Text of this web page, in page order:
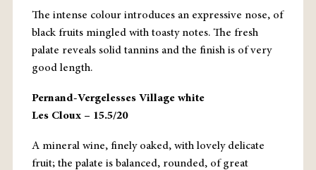
The intense colour introduces an expressive nose, of
black fruits mingled with toasty notes. The fresh
palate reveals solid tannins and the finish is of very
good length.
Pernand-Vergelesses Village white
Les Cloux – 15.5/20
A mineral wine, finely oaked, with lovely delicate
fruit; the palate is balanced, rounded, of great